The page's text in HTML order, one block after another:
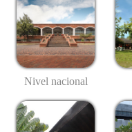
Nivel nacional